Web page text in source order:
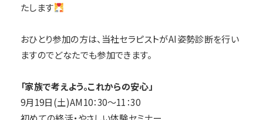
たします
おひとり参加の方は、当社セラピストがAI姿勢診断を行い
ますのでどなたでも参加できます。
「家族で考えよう。これからの安心」
9月19日(土)AM10：30～11：30